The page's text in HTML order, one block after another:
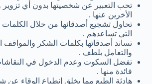
تحب التعبير عن شخصيتها بدون أي تزوير
الأخرين عنها .
تحاول تشجيع أصدقائها من خلال
التي تساعدهم .
تساند أصدقائها بكلمات الشكر والمواقف
والتعامل بلطف .
تفضل السكوت وعدم الدخول في
فائدة منها .
هادئة الطبع مما يخلق إنطباع الوقاء عن